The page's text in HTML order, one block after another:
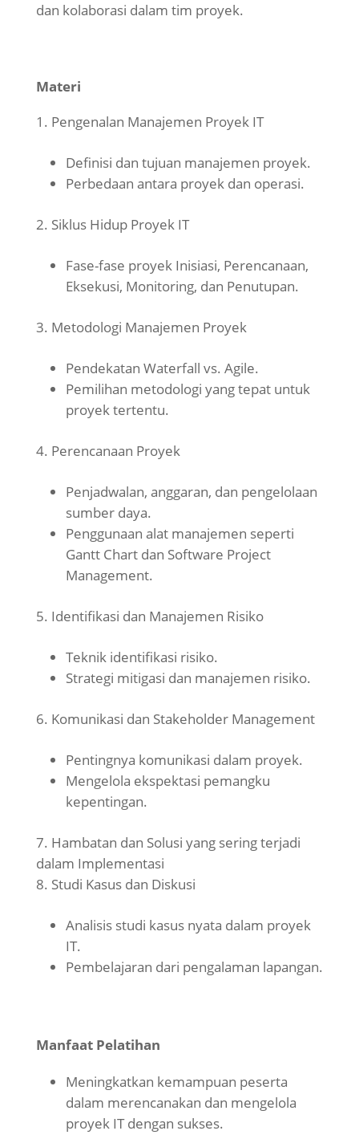
dan kolaborasi dalam tim proyek.
Materi
Pengenalan Manajemen Proyek IT
Definisi dan tujuan manajemen proyek.
Perbedaan antara proyek dan operasi.
Siklus Hidup Proyek IT
Fase-fase proyek Inisiasi, Perencanaan,
Eksekusi, Monitoring, dan Penutupan.
Metodologi Manajemen Proyek
Pendekatan Waterfall vs. Agile.
Pemilihan metodologi yang tepat untuk
proyek tertentu.
Perencanaan Proyek
Penjadwalan, anggaran, dan pengelolaan
sumber daya.
Penggunaan alat manajemen seperti
Gantt Chart dan Software Project
Management.
Identifikasi dan Manajemen Risiko
Teknik identifikasi risiko.
Strategi mitigasi dan manajemen risiko.
Komunikasi dan Stakeholder Management
Pentingnya komunikasi dalam proyek.
Mengelola ekspektasi pemangku
kepentingan.
Hambatan dan Solusi yang sering terjadi
dalam Implementasi
Studi Kasus dan Diskusi
Analisis studi kasus nyata dalam proyek
IT.
Pembelajaran dari pengalaman lapangan.
Manfaat Pelatihan
Meningkatkan kemampuan peserta
dalam merencanakan dan mengelola
proyek IT dengan sukses.